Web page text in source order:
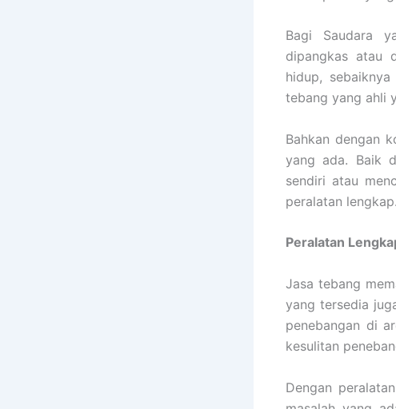
Bagi Saudara
dipangkas atau
hidup,
tebang yang ahli
Bahkan dengan
yang ada. Baik
sendiri atau
peralatan lengkap.
Peralatan
Jasa tebang
yang tersedia
penebangan di
kesulitan
Dengan